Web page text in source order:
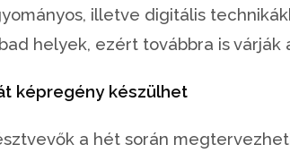
illetve digitális
helyek, ezért továbbra is várják
képregény készülhet
a hét során